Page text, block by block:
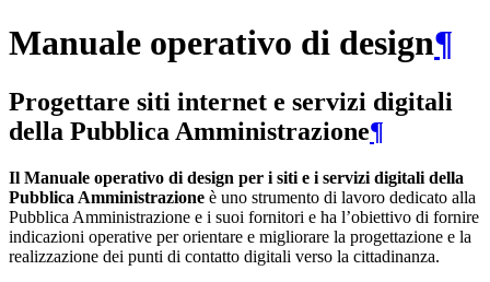
Manuale operativo di design¶
Progettare siti internet e servizi digitali
della Pubblica Amministrazione¶
Il Manuale operativo di design per i siti e i servizi digitali della
Pubblica Amministrazione è uno strumento di lavoro dedicato alla
Pubblica Amministrazione e i suoi fornitori e ha l’obiettivo di fornire
indicazioni operative per orientare e migliorare la progettazione e la
realizzazione dei punti di contatto digitali verso la cittadinanza.